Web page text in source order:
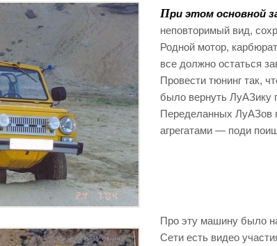
При этом основной
неповторимый вид,
Родной мотор,
все должно остаться
Провести тюнинг так,
было вернуть ЛуАЗику
Переделанных ЛуАЗов
агрегатами — поди
Про эту машину было
Сети есть видео